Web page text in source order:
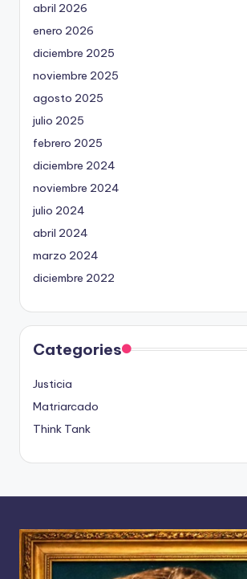
abril 2026
enero 2026
diciembre 2025
noviembre 2025
agosto 2025
julio 2025
febrero 2025
diciembre 2024
noviembre 2024
julio 2024
abril 2024
marzo 2024
diciembre 2022
Categories
Justicia
Matriarcado
Think Tank